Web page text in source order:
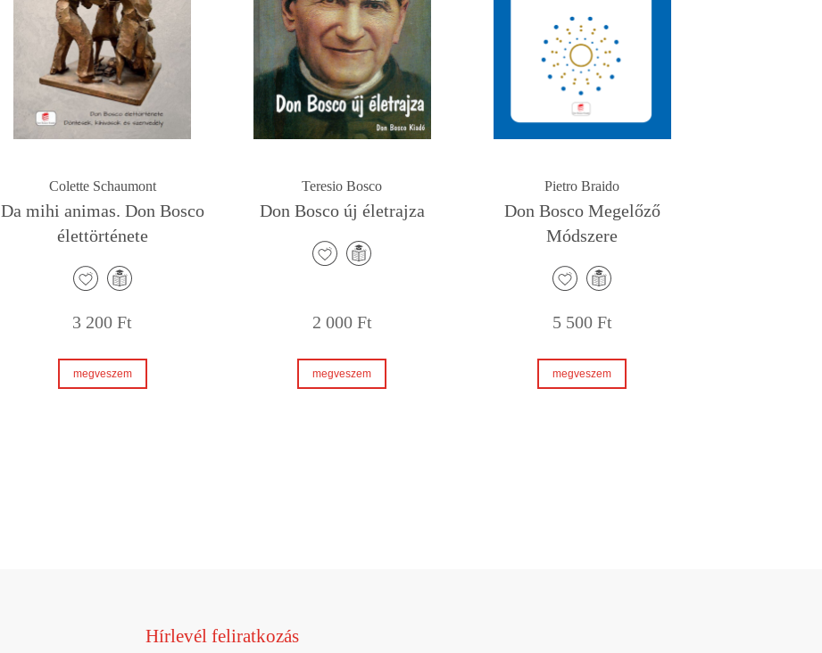
Colette Schaumont
Da mihi animas. Don Bosco
élettörténete
3 200Ft
megveszem
Teresio Bosco
Don Bosco új életrajza
2 000 Ft
megveszem
Pietro Braido
Don Bosco Megelőző
Módszere
5 500 Ft
megveszem
Hírlevél feliratkozás